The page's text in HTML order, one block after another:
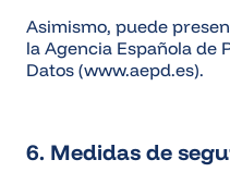
Asimismo, puede
la Agencia Española de
Datos (www.aepd.es).
6. Medidas de